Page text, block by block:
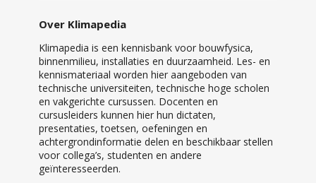
Over Klimapedia
Klimapedia is een kennisbank voor bouwfysica,
binnenmilieu, installaties en duurzaamheid. Les- en
kennismateriaal worden hier aangeboden van
technische universiteiten, technische hoge scholen
en vakgerichte cursussen. Docenten en
cursusleiders kunnen hier hun dictaten,
presentaties, toetsen, oefeningen en
achtergrondinformatie delen en beschikbaar stellen
voor collega’s, studenten en andere
geïnteresseerden.